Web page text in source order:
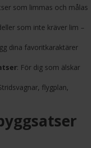
som limmas och målas
som inte kräver lim –
dina favoritkaraktärer
: För dig som älskar
flygplan,